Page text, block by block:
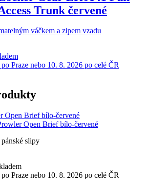
Trunk červené
váčkem a zipem vzadu
Praze nebo 10. 8. 2026 po celé ČR
Open Brief bílo-červené
slipy
Praze nebo 10. 8. 2026 po celé ČR